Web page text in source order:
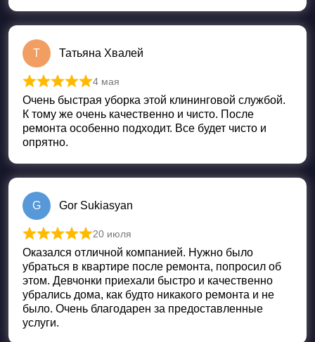
Т Татьяна Хвалей
Оценка
4 мая
Очень быстрая уборка этой клининговой службой.
К тому же очень качественно и чисто. После
ремонта особенно подходит. Все будет чисто и
опрятно.
G Gor Sukiasyan
Оценка
20 июля
Оказался отличной компанией. Нужно было
убраться в квартире после ремонта, попросил об
этом. Девчонки приехали быстро и качественно
убрались дома, как будто никакого ремонта и не
было. Очень благодарен за предоставленные
услуги.